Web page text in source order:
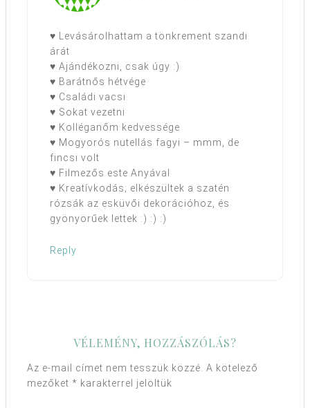
♥ Levásárolhattam a tönkrement szandi
árát
♥ Ajándékozni, csak úgy :)
♥ Barátnős hétvége
♥ Családi vacsi
♥ Sokat vezetni
♥ Kolléganőm kedvessége
♥ Mogyorós nutellás fagyi – mmm, de
fincsi volt
♥ Filmezős este Anyával
♥ Kreatívkodás; elkészültek a szatén
rózsák az esküvői dekorációhoz, és
gyönyörűek lettek :) :) :)
Reply
VÉLEMÉNY, HOZZÁSZÓLÁS?
Az e-mail címet nem tesszük közzé. A kötelező
mezőket * karakterrel jelöltük